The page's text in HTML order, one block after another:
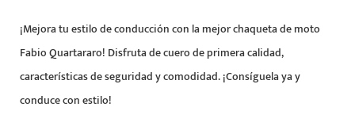
¡Mejora tu estilo de conducción con la mejor chaqueta de moto
Fabio Quartararo! Disfruta de cuero de primera calidad,
características de seguridad y comodidad. ¡Consíguela ya y
conduce con estilo!